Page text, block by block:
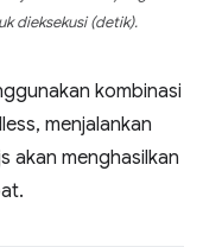
dieksekusi (detik).
kombinasi
menjalankan
akan menghasilkan